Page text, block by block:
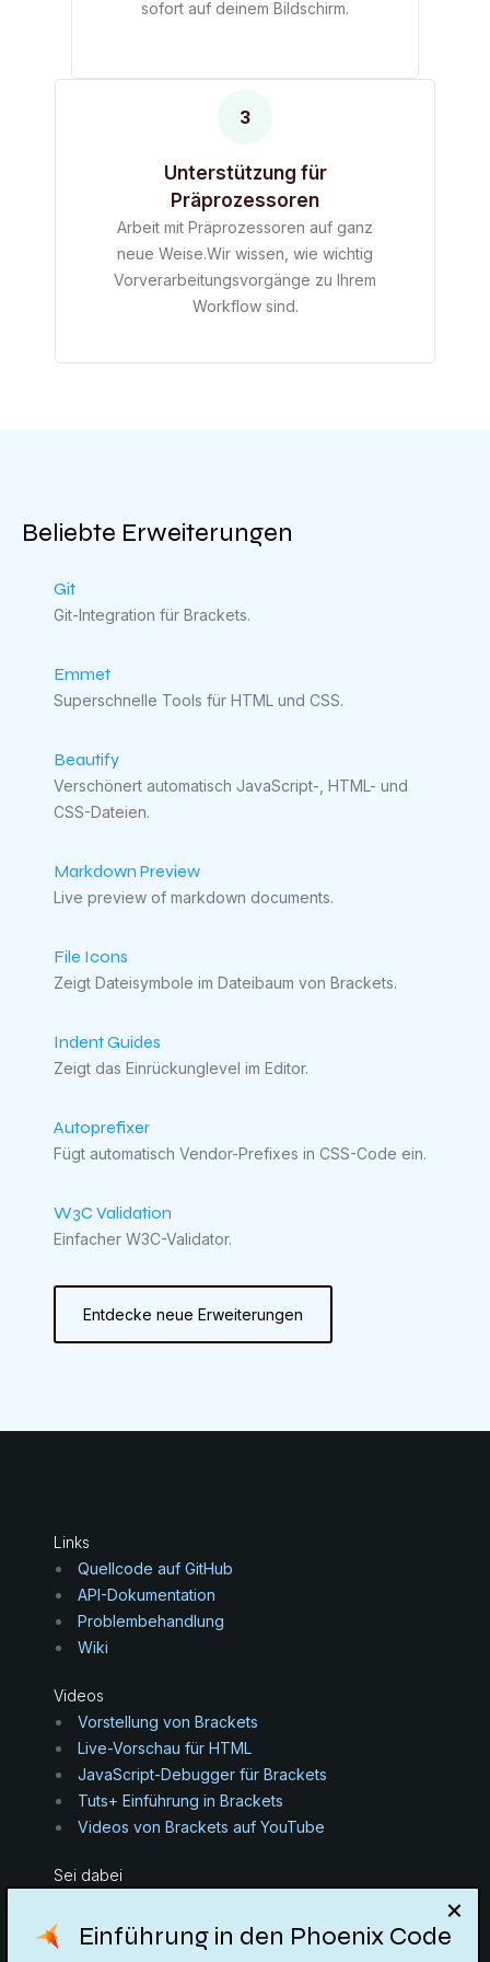
Einführung in den Phoenix Code
sofort auf deinem Bildschirm.
3
Unterstützung für
Präprozessoren
Arbeit mit Präprozessoren auf ganz
neue Weise.Wir wissen, wie wichtig
Vorverarbeitungsvorgänge zu Ihrem
Workflow sind.
Beliebte Erweiterungen
Git
Git-Integration für Brackets.
Emmet
Superschnelle Tools für HTML und CSS.
Beautify
Verschönert automatisch JavaScript-, HTML- und
CSS-Dateien.
Markdown Preview
Live preview of markdown documents.
File Icons
Zeigt Dateisymbole im Dateibaum von Brackets.
Indent Guides
Zeigt das Einrückunglevel im Editor.
Autoprefixer
Fügt automatisch Vendor-Prefixes in CSS-Code ein.
W3C Validation
Einfacher W3C-Validator.
Entdecke neue Erweiterungen
Links
Quellcode auf GitHub
API-Dokumentation
Problembehandlung
Wiki
Videos
Vorstellung von Brackets
Live-Vorschau für HTML
JavaScript-Debugger für Brackets
Tuts+ Einführung in Brackets
Videos von Brackets auf YouTube
Sei dabei
Bleib auf dem Laufenden